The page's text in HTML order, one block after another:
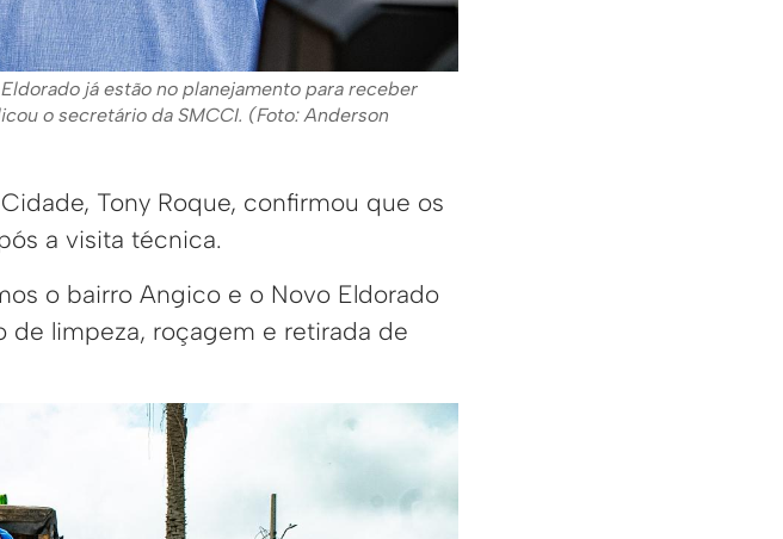
já estão no planejamento para receber
o secretário da SMCCI. (Foto: Anderson
Tony Roque, confirmou que os
a visita técnica.
o bairro Angico e o Novo Eldorado
de limpeza, roçagem e retirada de